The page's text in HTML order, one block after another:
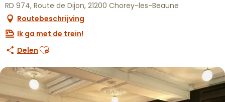
RD 974, Route de Dijon, 21200 Chorey-les-Beaune
Routebeschrijving
Ik ga met de trein!
Delen Ajouter aux favoris